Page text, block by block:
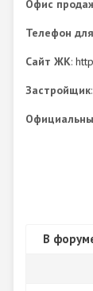
Офис
Телефон
Сайт ЖК:
Застройщик:
В